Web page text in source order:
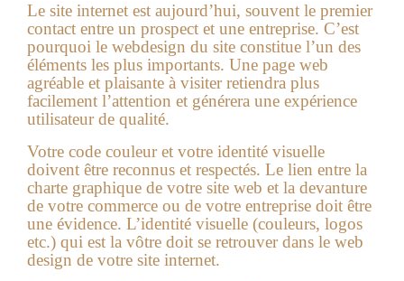
Le site internet est aujourd’hui, souvent le premier
contact entre un prospect et une entreprise. C’est
pourquoi le webdesign du site constitue l’un des
éléments les plus importants. Une page web
agréable et plaisante à visiter retiendra plus
facilement l’attention et générera une expérience
utilisateur de qualité.
Votre code couleur et votre identité visuelle
doivent être reconnus et respectés. Le lien entre la
charte graphique de votre site web et la devanture
de votre commerce ou de votre entreprise doit être
une évidence. L’identité visuelle (couleurs, logos
etc.) qui est la vôtre doit se retrouver dans le web
design de votre site internet.